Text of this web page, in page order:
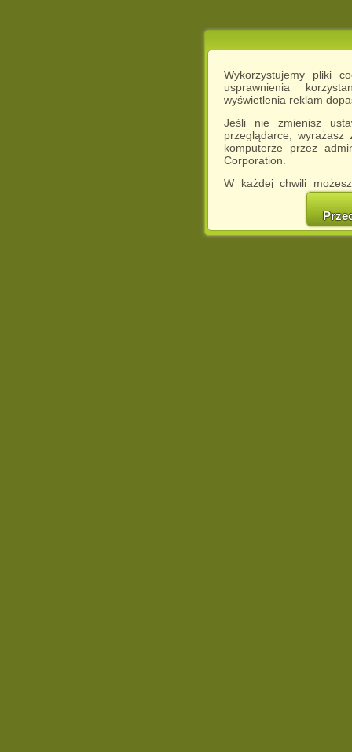
Wykorzystujemy pliki
usprawnienia
wyświetlenia reklam
Jeśli nie zmienisz
przeglądarce,
komputerze przez
Corporation.
W każdej chwili
cookies w swojej
w naszej
http://chomikuj.pl/